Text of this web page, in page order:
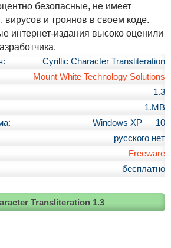
безопасные, не имеет
вирусов и троянов в своем коде.
интернет-издания высоко оценили
Cyrillic Character Transliteration
Mount White Technology Solutions
1.3
1.MB
Windows XP — 10
русского нет
Freeware
бесплатно
Transliteration 1.3